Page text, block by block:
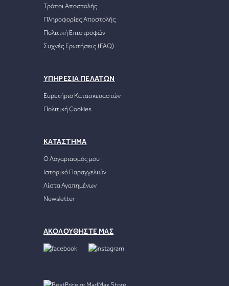
Τρόποι Αποστολής
Πληροφορίες Αποστολής
Πολιτική Επιστροφών
Συχνές Ερωτήσεις (FAQ)
ΥΠΗΡΕΣΙΑ ΠΕΛΑΤΩΝ
Ευρετήριο Κατασκευαστών
Πολιτική Cookies
ΚΑΤΑΣΤΗΜΑ
Ο Λογαριασμός μου
Ιστορικό Παραγγελιών
Λίστα Αγαπημένων
Newsletter
ΑΚΟΛΟΥΘΗΣΤΕ ΜΑΣ